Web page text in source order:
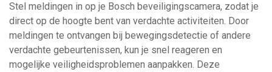
Stel meldingen in op je Bosch beveiligingscamera, zodat je
direct op de hoogte bent van verdachte activiteiten. Door
meldingen te ontvangen bij bewegingsdetectie of andere
verdachte gebeurtenissen, kun je snel reageren en
mogelijke veiligheidsproblemen aanpakken. Deze